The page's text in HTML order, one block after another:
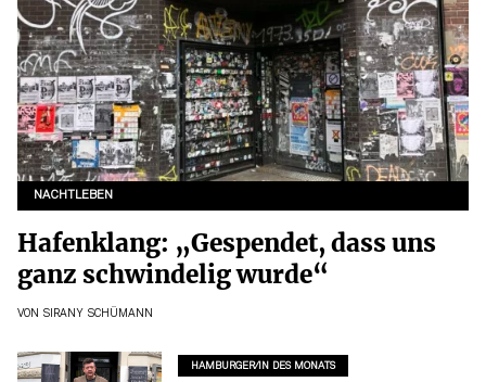
NACHTLEBEN
Hafenklang: „Gespendet, dass uns
ganz schwindelig wurde“
VON SIRANY SCHÜMANN
HAMBURGER/IN DES MONATS